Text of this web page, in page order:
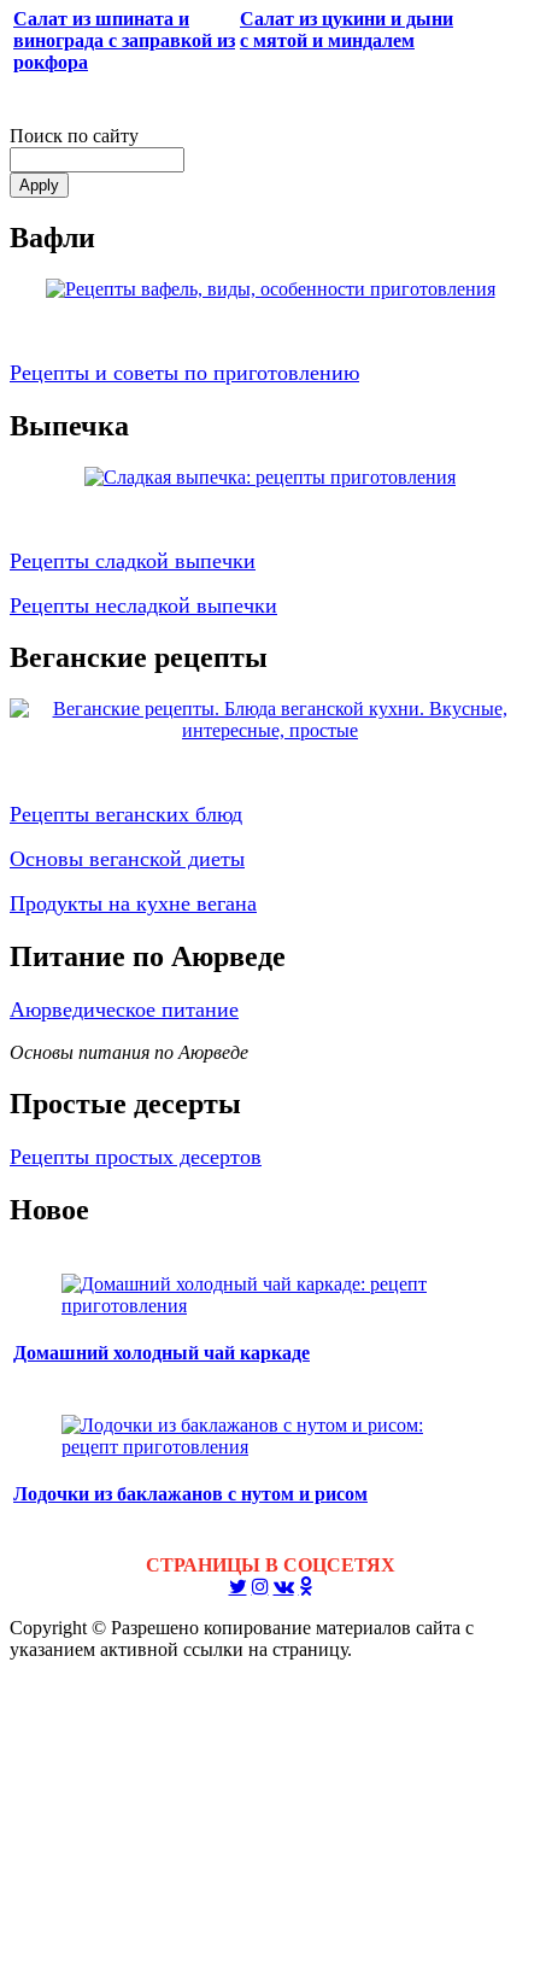
Салат из шпината и
винограда с заправкой из
рокфора
Салат из цукини и дыни
с мятой и миндалем
Поиск по сайту
Вафли
Рецепты и советы по приготовлению
Выпечка
Рецепты сладкой выпечки
Рецепты несладкой выпечки
Веганские рецепты
Рецепты веганских блюд
Основы веганской диеты
Продукты на кухне вегана
Питание по Аюрведе
Аюрведическое питание
Основы питания по Аюрведе
Простые десерты
Рецепты простых десертов
Новое
Домашний холодный чай каркаде
Лодочки из баклажанов с нутом и рисом
СТРАНИЦЫ В СОЦСЕТЯХ
Copyright © Разрешено копирование материалов сайта с
указанием активной ссылки на страницу.